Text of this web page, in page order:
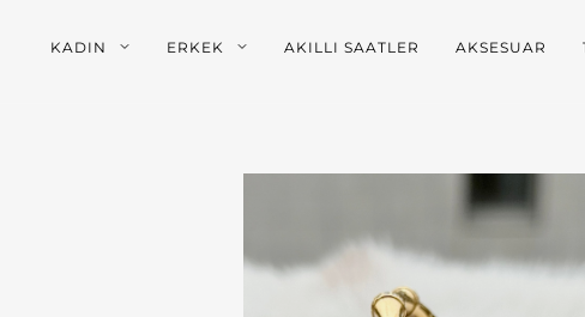
KADIN ERKEK AKILLI SAATLER AKSESUAR